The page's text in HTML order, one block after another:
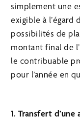
simplement une
exigible à l’égard
possibilités de
montant final de
le contribuable
pour l’année en
1. Transfert